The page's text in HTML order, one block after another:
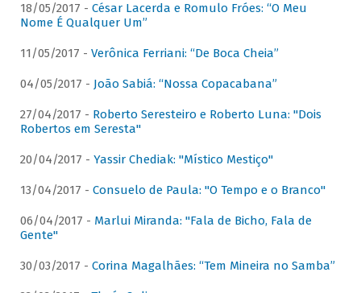
18/05/2017 - César Lacerda e Romulo Fróes: “O Meu
Nome É Qualquer Um”
11/05/2017 - Verônica Ferriani: “De Boca Cheia”
04/05/2017 - João Sabiá: “Nossa Copacabana”
27/04/2017 - Roberto Seresteiro e Roberto Luna: "Dois
Robertos em Seresta"
20/04/2017 - Yassir Chediak: "Místico Mestiço"
13/04/2017 - Consuelo de Paula: "O Tempo e o Branco"
06/04/2017 - Marlui Miranda: "Fala de Bicho, Fala de
Gente"
30/03/2017 - Corina Magalhães: “Tem Mineira no Samba”